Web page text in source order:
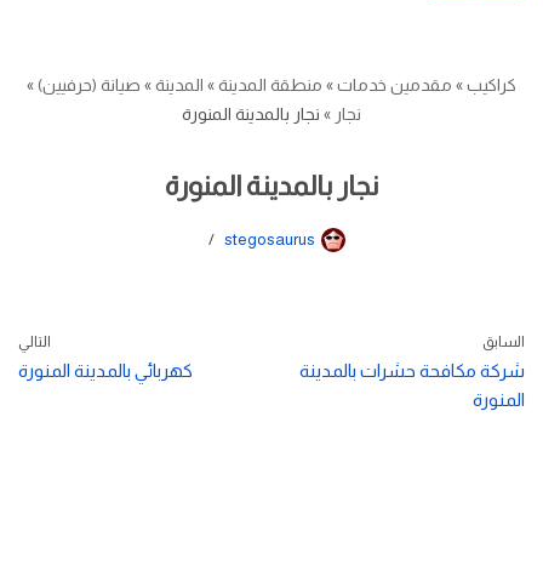
كراكيب» مقدمين خدمات» منطقة المدينة» المدينة» صيانة (حرفيين)»
نجار » نجار بالمدينة المنورة
نجار بالمدينة المنورة
stegosaurus
السابق
شركة مكافحة حشرات بالمدينة
المنورة
التالي
كهربائي بالمدينة المنورة